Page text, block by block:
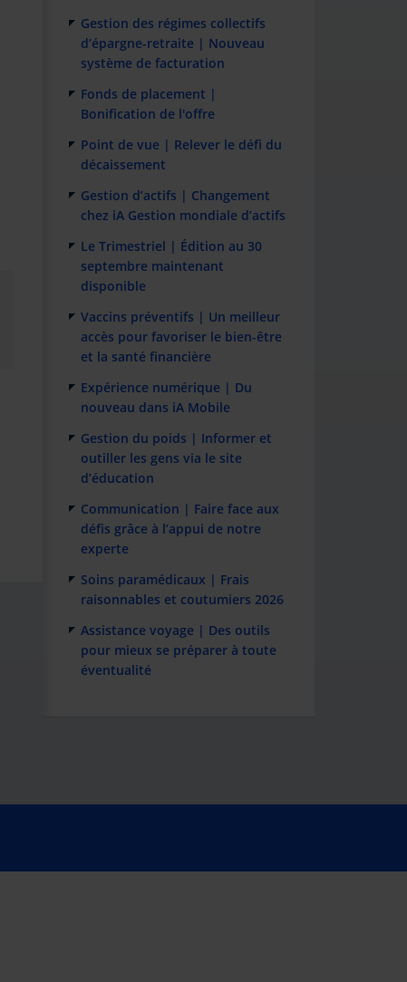
Gestion des régimes collectifs
d’épargne-retraite | Nouveau
système de facturation
Fonds de placement |
Bonification de l'offre
Point de vue | Relever le défi du
décaissement
Gestion d’actifs | Changement
chez iA Gestion mondiale d’actifs
Le Trimestriel | Édition au 30
septembre maintenant
disponible
Vaccins préventifs | Un meilleur
accès pour favoriser le bien-être
et la santé financière
Expérience numérique | Du
nouveau dans iA Mobile
Gestion du poids | Informer et
outiller les gens via le site
d’éducation
Communication | Faire face aux
défis grâce à l’appui de notre
experte
Soins paramédicaux | Frais
raisonnables et coutumiers 2026
Assistance voyage | Des outils
pour mieux se préparer à toute
éventualité